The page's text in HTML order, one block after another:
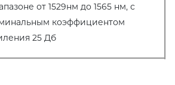
от 1529нм до 1565 нм, с
коэффициентом
25 Дб